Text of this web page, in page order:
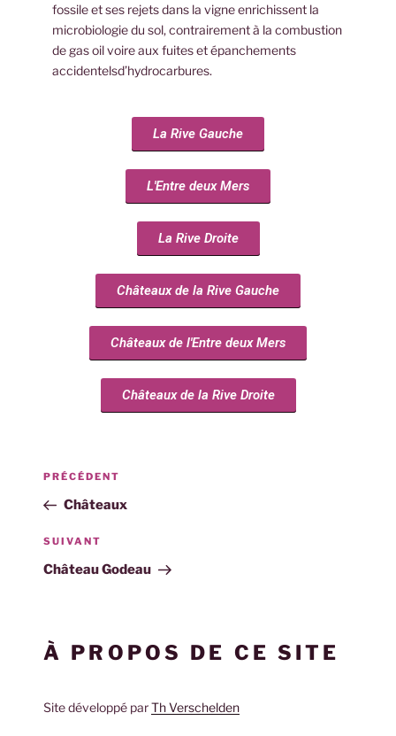
fossile et ses rejets dans la vigne enrichissent la
microbiologie du sol, contrairement à la combustion
de gas oil voire aux fuites et épanchements
accidentelsd’hydrocarbures.
La Rive Gauche
L'Entre deux Mers
La Rive Droite
Châteaux de la Rive Gauche
Châteaux de l'Entre deux Mers
Châteaux de la Rive Droite
PRÉCÉDENT
Châteaux
SUIVANT
Château Godeau
À PROPOS DE CE SITE
Site développé parTh Verschelden